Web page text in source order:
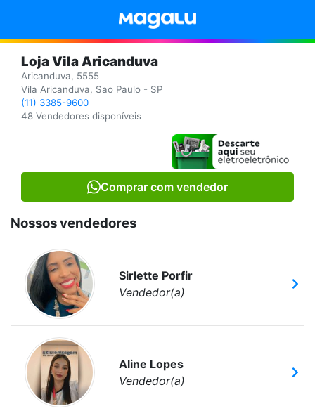
Loja Vila Aricanduva
Aricanduva, 5555
Vila Aricanduva, Sao Paulo - SP
(11) 3385-9600
48 Vendedores disponíveis
Comprar com vendedor
Nossos vendedores
Sirlette Porfir
Vendedor(a)
Aline Lopes
Vendedor(a)